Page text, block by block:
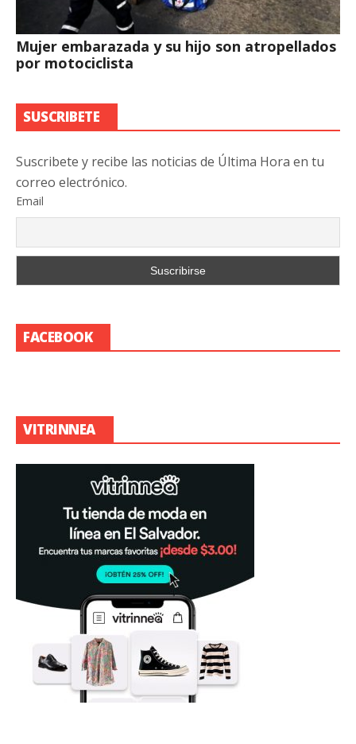
Mujer embarazada y su hijo son atropellados
por motociclista
SUSCRIBETE
Suscribete y recibe las noticias de Última Hora en tu
correo electrónico.
Email
FACEBOOK
VITRINNEA